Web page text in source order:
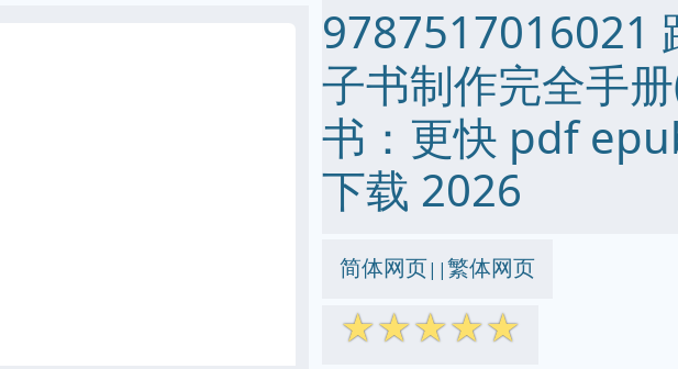
9787517016021
子书制作完全手
书：更快 pdf
下载 2026
简体网页||繁体网页
☆☆☆☆☆